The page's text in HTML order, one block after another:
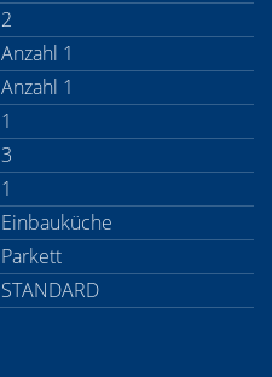
2
Anzahl 1
Anzahl 1
1
3
1
Einbauküche
Parkett
STANDARD